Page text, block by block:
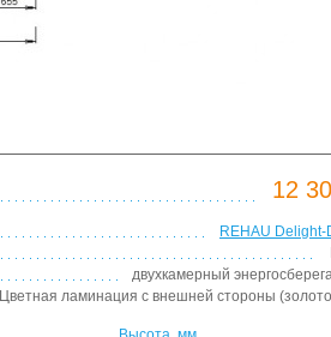
12
REHAU Delight-
двухкамерный
Цветная ламинация с внешней стороны